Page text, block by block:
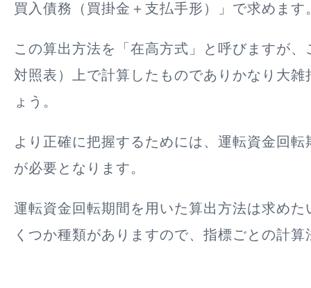
買入債務（買掛金＋支払手形）」で求めます
この算出方法を「在高方式」と呼びますが
対照表）上で計算したものでありかなり大雑
ょう。
より正確に把握するためには、運転資金回
が必要となります。
運転資金回転期間を用いた算出方法は求めた
くつか種類がありますので、指標ごとの計